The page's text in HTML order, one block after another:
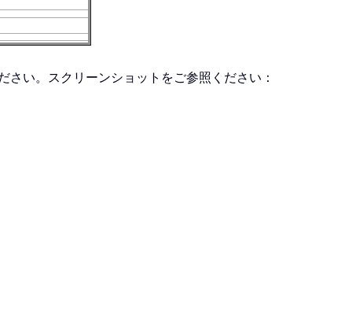
さい。スクリーンショットをご参照ください：